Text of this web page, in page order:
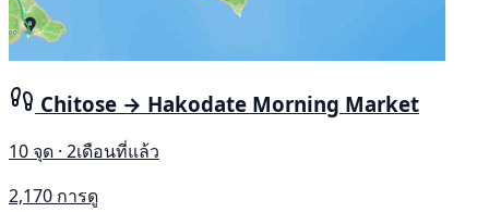
Chitose → Hakodate Morning Market
10 จุด · 2เดือนที่แล้ว
2,170 การดู